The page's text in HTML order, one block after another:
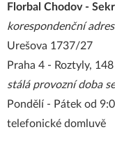
Florbal Chodov -
korespondenční
Urešova 1737/27
Praha 4 - Roztyly,
stálá provozní doba
Pondělí - Pátek od
telefonické domluvě